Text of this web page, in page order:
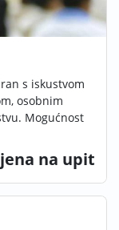
s iskustvom
osobnim
Mogućnost
na upit